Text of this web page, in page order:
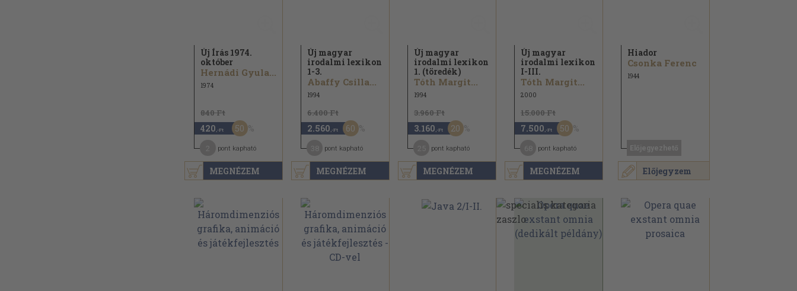
MEGNÉZEM
Új Írás 1974.
október
Hernádi Gyula...
1974
840 Ft
420 ,-Ft 50
pont kapható
MEGNÉZEM
Új magyar
irodalmi lexikon
1-3.
Abaffy Csilla...
1994
6.400 Ft
2.560 ,-Ft 60
pont kapható
MEGNÉZEM
Új magyar
irodalmi lexikon
1. (töredék)
Tóth Margit...
1994
3.960 Ft
3.160 ,-Ft 20
pont kapható
MEGNÉZEM
Új magyar
irodalmi lexikon
I-III.
Tóth Margit...
2000
15.000 Ft
7.500 ,-Ft 50
pont kapható
Előjegyzem
Hiador
Csonka Ferenc
1944